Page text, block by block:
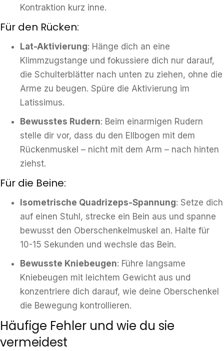
Kontraktion kurz inne.
Für den Rücken:
Lat-Aktivierung: Hänge dich an eine
Klimmzugstange und fokussiere dich nur darauf,
die Schulterblätter nach unten zu ziehen, ohne die
Arme zu beugen. Spüre die Aktivierung im
Latissimus.
Bewusstes Rudern: Beim einarmigen Rudern
stelle dir vor, dass du den Ellbogen mit dem
Rückenmuskel – nicht mit dem Arm – nach hinten
ziehst.
Für die Beine:
Isometrische Quadrizeps-Spannung: Setze dich
auf einen Stuhl, strecke ein Bein aus und spanne
bewusst den Oberschenkelmuskel an. Halte für
10-15 Sekunden und wechsle das Bein.
Bewusste Kniebeugen: Führe langsame
Kniebeugen mit leichtem Gewicht aus und
konzentriere dich darauf, wie deine Oberschenkel
die Bewegung kontrollieren.
Häufige Fehler und wie du sie
vermeidest